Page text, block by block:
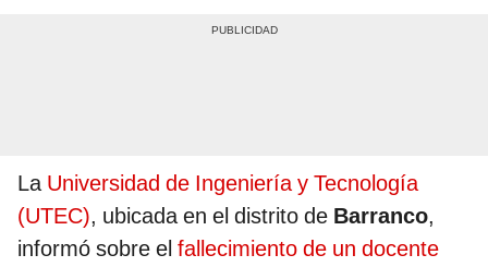
La Universidad de Ingeniería y Tecnología
(UTEC), ubicada en el distrito de Barranco,
informó sobre el fallecimiento de un docente